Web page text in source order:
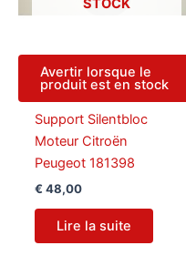
STOCK
Avertir lorsque le
produit est en stock
Support Silentbloc
Moteur Citroën
Peugeot 181398
€ 48,00
Lire la suite